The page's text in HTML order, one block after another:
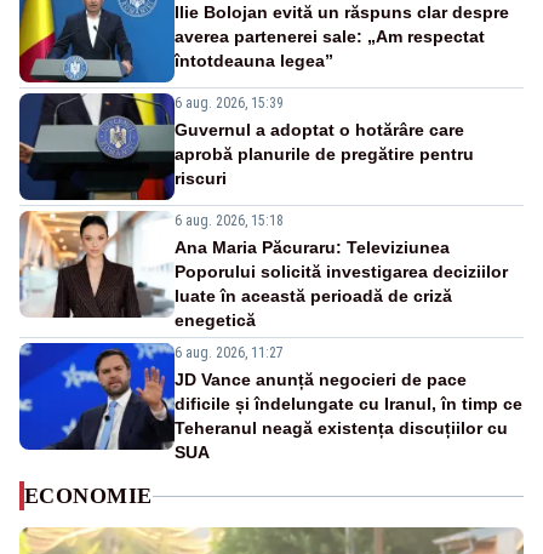
Ilie Bolojan evită un răspuns clar despre
averea partenerei sale: „Am respectat
întotdeauna legea”
6 aug. 2026, 15:39
Guvernul a adoptat o hotărâre care
aprobă planurile de pregătire pentru
riscuri
6 aug. 2026, 15:18
Ana Maria Păcuraru: Televiziunea
Poporului solicită investigarea deciziilor
luate în această perioadă de criză
enegetică
6 aug. 2026, 11:27
JD Vance anunță negocieri de pace
dificile și îndelungate cu Iranul, în timp ce
Teheranul neagă existența discuțiilor cu
SUA
ECONOMIE